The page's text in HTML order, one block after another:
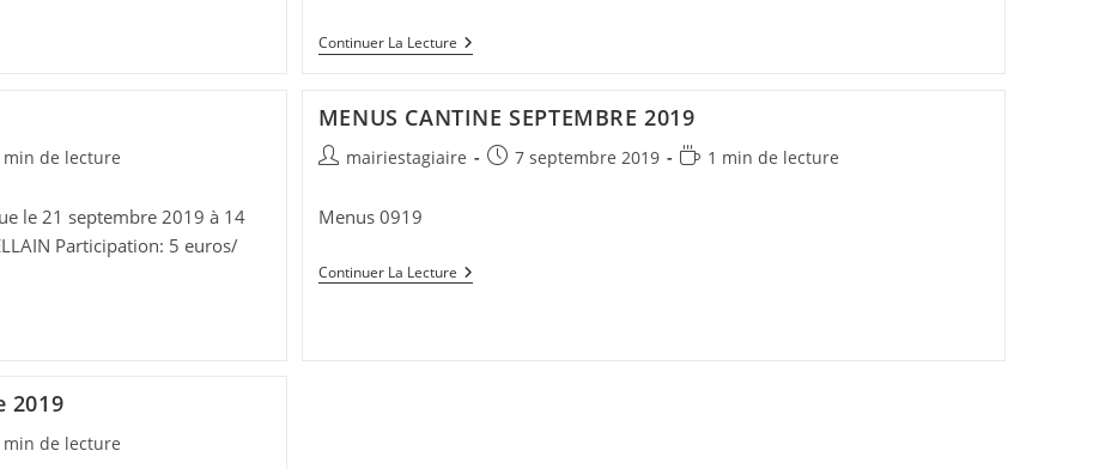
Continuer La LectureUSF
–
:
min de lecture
le 21 septembre 2019 à 14
Participation: 5 euros/
MENUS CANTINE SEPTEMBRE 2019
Auteur/autrice
la
publication :
mairiestagiaire
Publication
7 septembre 2019
Temps1 min de lecture
Menus 0919
Continuer La LectureMENUS
CANTINE
2019
min de lecture